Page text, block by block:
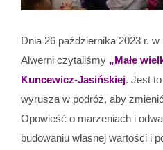
Dnia 26 października 2023 r.
Alwerni czytaliśmy „Małe
Kuncewicz-Jasińskiej. Jest
wyrusza w podróż, aby
Opowieść o marzeniach i
budowaniu własnej wartości i